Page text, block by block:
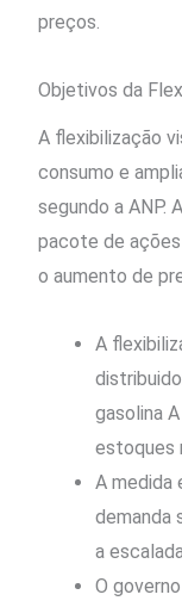
preços.
Objetivos da
A flexibilização
consumo e
segundo a ANP.
pacote de
o aumento de
A
gasolina
estoques
A medida
demanda
a
O